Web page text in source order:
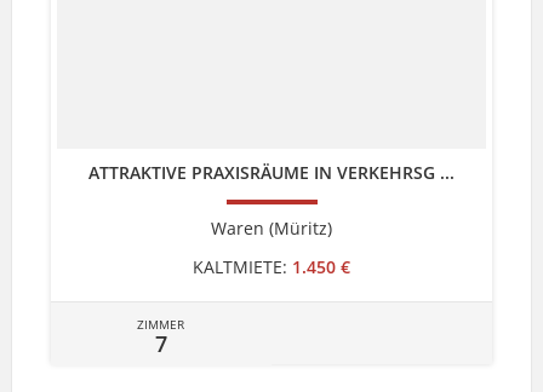
ATTRAKTIVE PRAXISRÄUME IN VERKEHRSG ...
Waren (Müritz)
KALTMIETE: 1.450 €
ZIMMER
7